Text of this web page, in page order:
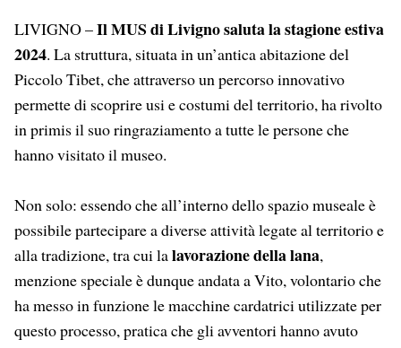
LIVIGNO –Il MUS di Livigno saluta la stagione estiva
2024. La struttura, situata in un’antica abitazione del
Piccolo Tibet, che attraverso un percorso innovativo
permette di scoprire usi e costumi del territorio, ha rivolto
in primis il suo ringraziamento a tutte le persone che
hanno visitato il museo.
Non solo: essendo che all’interno dello spazio museale è
possibile partecipare a diverse attività legate al territorio e
alla tradizione, tra cui lalavorazione della lana,
menzione speciale è dunque andata a Vito, volontario che
ha messo in funzione le macchine cardatrici utilizzate per
questo processo, pratica che gli avventori hanno avuto